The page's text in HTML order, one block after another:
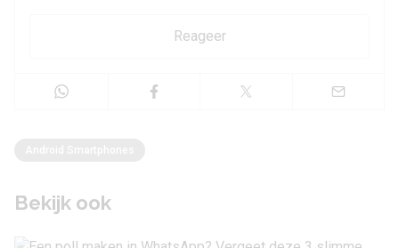
Reageer
Bekijk ook